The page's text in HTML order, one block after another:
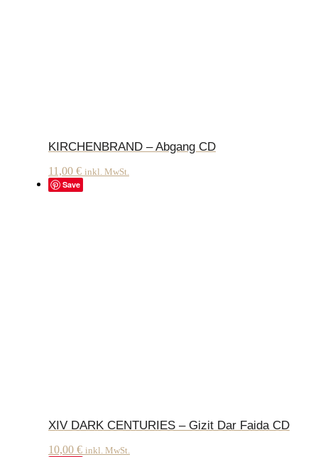
KIRCHENBRAND – Abgang CD
11,00 € inkl. MwSt.
Save
XIV DARK CENTURIES – Gizit Dar Faida CD
10,00 € inkl. MwSt.